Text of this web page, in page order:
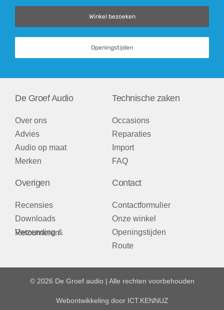
Winkel bezoeken
Openingstijden
De Groef Audio
Over ons
Advies
Audio op maat
Merken
Technische zaken
Occasions
Reparaties
Import
FAQ
Overigen
Recensies
Downloads
Verzending & Retourneren
Contact
Contactformulier
Onze winkel
Openingstijden
Route
© 2026 De Groef audio | Alle rechten voorbehouden
Webontwikkeling door ICT.KENNUZ